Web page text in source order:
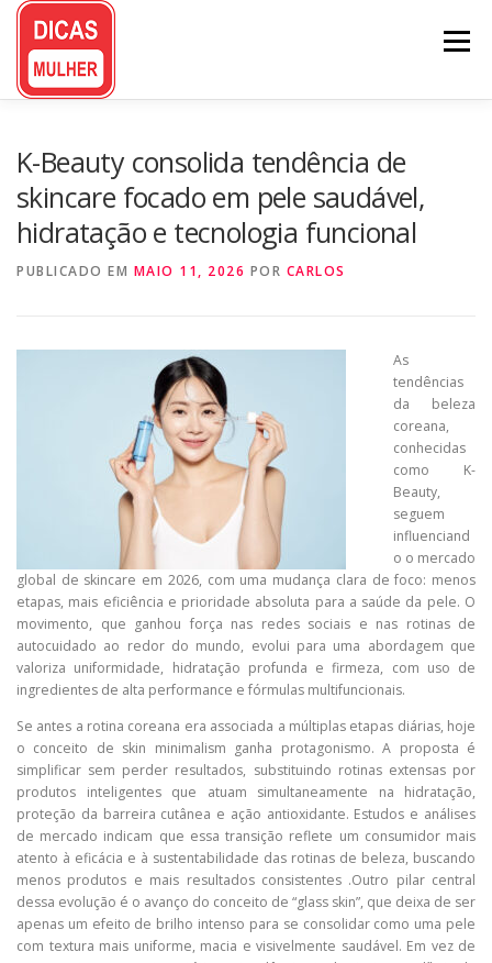
Pular
conteúdo
Menu
K-Beauty consolida tendência de
skincare focado em pele saudável,
hidratação e tecnologia funcional
PUBLICADO EM MAIO 11, 2026 POR CARLOS
As
tendências
da beleza
coreana,
conhecidas
como K-
Beauty,
seguem
influenciand
o o mercado
global de skincare em 2026, com uma mudança clara de foco: menos
etapas, mais eficiência e prioridade absoluta para a saúde da pele. O
movimento, que ganhou força nas redes sociais e nas rotinas de
autocuidado ao redor do mundo, evolui para uma abordagem que
valoriza uniformidade, hidratação profunda e firmeza, com uso de
ingredientes de alta performance e fórmulas multifuncionais.
Se antes a rotina coreana era associada a múltiplas etapas diárias, hoje
o conceito de skin minimalism ganha protagonismo. A proposta é
simplificar sem perder resultados, substituindo rotinas extensas por
produtos inteligentes que atuam simultaneamente na hidratação,
proteção da barreira cutânea e ação antioxidante. Estudos e análises
de mercado indicam que essa transição reflete um consumidor mais
atento à eficácia e à sustentabilidade das rotinas de beleza, buscando
menos produtos e mais resultados consistentes .Outro pilar central
dessa evolução é o avanço do conceito de “glass skin”, que deixa de ser
apenas um efeito de brilho intenso para se consolidar como uma pele
com textura mais uniforme, macia e visivelmente saudável. Em vez de